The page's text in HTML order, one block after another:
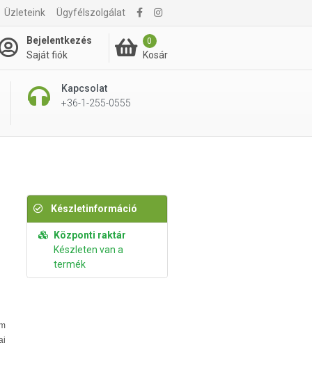
Üzleteink Ügyfélszolgálat
Bejelentkezés
Saját fiók
0
Kosár
Kapcsolat
+36-1-255-0555
495 Ft Kosárba rakom
Készletinformáció
Központi raktár
Készleten van a
termék